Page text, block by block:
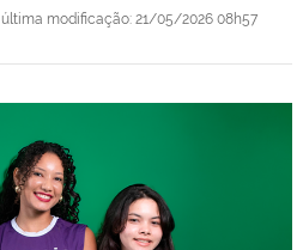
última modificação: 21/05/2026 08h57